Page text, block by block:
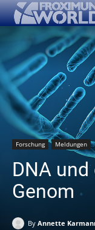
Forschung Meldungen
DNA
Genom
By Annette